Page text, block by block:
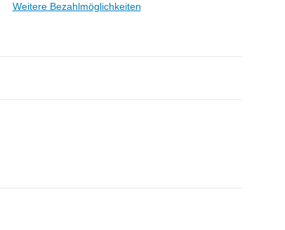
Weitere Bezahlmöglichkeiten